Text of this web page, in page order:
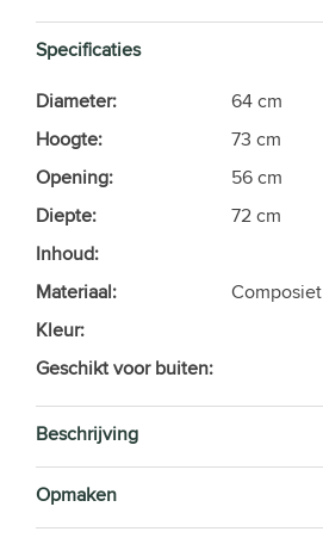
Specificaties
Diameter:
64 cm
Hoogte:
73 cm
Opening:
56 cm
Diepte:
72 cm
Inhoud:
Materiaal:
Composiet
Kleur:
Geschikt voor buiten:
Beschrijving
Opmaken